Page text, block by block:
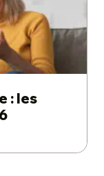
: les